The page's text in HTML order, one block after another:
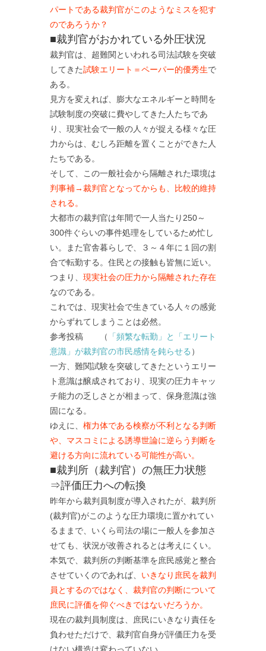
パートである裁判官がこのようなミスを犯す
のであろうか？
■裁判官がおかれている外圧状況
裁判官は、超難関といわれる司法試験を突破
してきた試験エリート＝ペーパー的優秀生で
ある。
見方を変えれば、膨大なエネルギーと時間を
試験制度の突破に費やしてきた人たちであ
り、現実社会で一般の人々が捉える様々な圧
力からは、むしろ距離を置くことができた人
たちである。
そして、この一般社会から隔離された環境は
判事補→裁判官となってからも、比較的維持
される。
大都市の裁判官は年間で一人当たり250～
300件ぐらいの事件処理をしているため忙し
い。また官舎暮らしで、３～４年に１回の割
合で転勤する。住民との接触も皆無に近い。
つまり、 現実社会の圧力から隔離された存在
なのである。
これでは、現実社会で生きている人々の感覚
からずれてしまうことは必然。
参考投稿 （
「頻繁な転勤」と「エリート
意識」が裁判官の市民感情を鈍らせる ）
一方、難関試験を突破してきたというエリー
ト意識は醸成されており、現実の圧力キャッ
チ能力の乏しさとが相まって、保身意識は強
固になる。
ゆえに、 権力体である検察が不利となる判断
や、マスコミによる誘導世論に逆らう判断を
避ける方向に流れている可能性が高い。
■裁判所（裁判官）の無圧力状態
⇒評価圧力への転換
昨年から裁判員制度が導入されたが、裁判所
(裁判官)がこのような圧力環境に置かれてい
るままで、いくら司法の場に一般人を参加さ
せても、状況が改善されるとは考えにくい。
本気で、裁判所の判断基準を庶民感覚と整合
させていくのであれば、 いきなり庶民を裁判
員とするのではなく、裁判官の判断について
庶民に評価を仰ぐべきではないだろうか。
現在の裁判員制度は、庶民にいきなり責任を
負わせただけで、裁判官自身が評価圧力を受
けない構造は変わっていない。